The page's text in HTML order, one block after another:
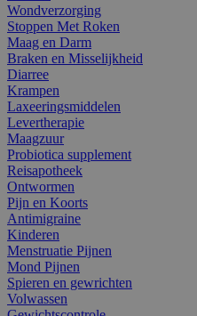
Wondverzorging
Stoppen Met Roken
Maag en Darm
Braken en Misselijkheid
Diarree
Krampen
Laxeeringsmiddelen
Levertherapie
Maagzuur
Probiotica supplement
Reisapotheek
Ontwormen
Pijn en Koorts
Antimigraine
Kinderen
Menstruatie Pijnen
Mond Pijnen
Spieren en gewrichten
Volwassen